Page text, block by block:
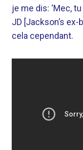
je me dis: ‘Mec,
JD [Jackson’s
cela cependant.